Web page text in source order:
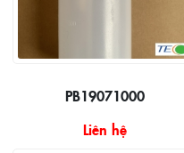
PB19071000
Liên hệ